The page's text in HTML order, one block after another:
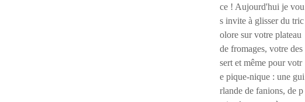
ce ! Aujourd'hui je vou
s invite à glisser du tric
olore sur votre plateau
de fromages, votre des
sert et même pour votr
e pique-nique : une gui
rlande de fanions, de p